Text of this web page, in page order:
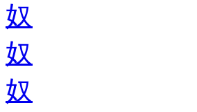
奴
奴
奴